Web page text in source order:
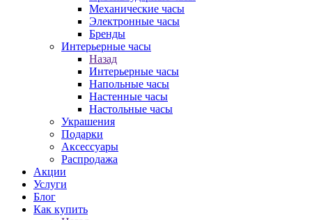
Механические часы
Электронные часы
Бренды
Интерьерные часы
Назад
Интерьерные часы
Напольные часы
Настенные часы
Настольные часы
Украшения
Подарки
Аксессуары
Распродажа
Акции
Услуги
Блог
Как купить